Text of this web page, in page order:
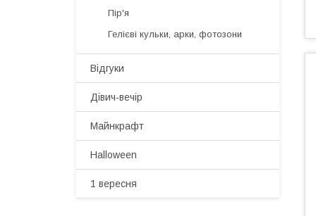
Пір'я
Гелієві кульки, арки, фотозони
Відгуки
Дівич-вечір
Майнкрафт
Halloween
1 вересня